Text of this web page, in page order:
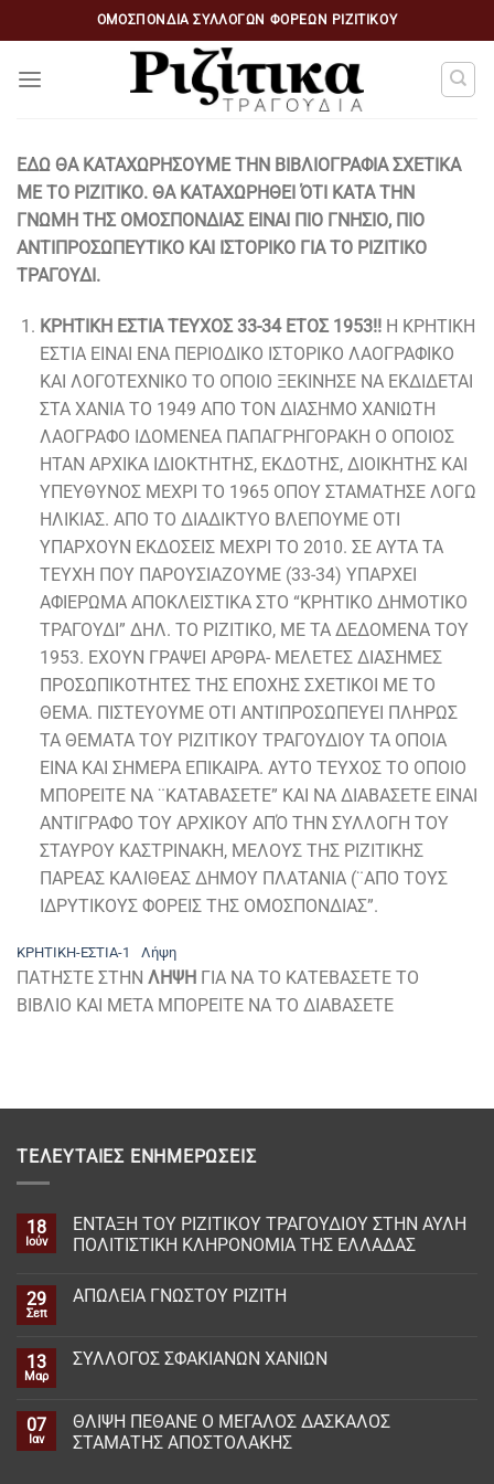
στο
περιεχόμενο
ΟΜΟΣΠΟΝΔΙΑ ΣΥΛΛΌΓΩΝ ΦΟΡΈΩΝ ΡΙΖΙΤΙΚΟΥ
ΕΔΩ ΘΑ ΚΑΤΑΧΩΡΗΣΟΥΜΕ ΤΗΝ ΒΙΒΛΙΟΓΡΑΦΙΑ ΣΧΕΤΙΚΑ
ΜΕ ΤΟ ΡΙΖΙΤΙΚΟ. ΘΑ ΚΑΤΑΧΩΡΗΘΕΙ ΌΤΙ ΚΑΤΑ ΤΗΝ
ΓΝΩΜΗ ΤΗΣ ΟΜΟΣΠΟΝΔΙΑΣ ΕΙΝΑΙ ΠΙΟ ΓΝΗΣΙΟ, ΠΙΟ
ΑΝΤΙΠΡΟΣΩΠΕΥΤΙΚΟ ΚΑΙ ΙΣΤΟΡΙΚΟ ΓΙΑ ΤΟ ΡΙΖΙΤΙΚΟ
ΤΡΑΓΟΥΔΙ.
ΚΡΗΤΙΚΗ ΕΣΤΙΑ ΤΕΥΧΟΣ 33-34 ΕΤΟΣ 1953!! Η ΚΡΗΤΙΚΗ
ΕΣΤΙΑ ΕΙΝΑΙ ΕΝΑ ΠΕΡΙΟΔΙΚΟ ΙΣΤΟΡΙΚΟ ΛΑΟΓΡΑΦΙΚΟ
ΚΑΙ ΛΟΓΟΤΕΧΝΙΚΟ ΤΟ ΟΠΟΙΟ ΞΕΚΙΝΗΣΕ ΝΑ ΕΚΔΙΔΕΤΑΙ
ΣΤΑ ΧΑΝΙΑ ΤΟ 1949 ΑΠΟ ΤΟΝ ΔΙΑΣΗΜΟ ΧΑΝΙΩΤΗ
ΛΑΟΓΡΑΦΟ ΙΔΟΜΕΝΕΑ ΠΑΠΑΓΡΗΓΟΡΑΚΗ Ο ΟΠΟΙΟΣ
ΗΤΑΝ ΑΡΧΙΚΑ ΙΔΙΟΚΤΗΤΗΣ, ΕΚΔΟΤΗΣ, ΔΙΟΙΚΗΤΗΣ ΚΑΙ
ΥΠΕΥΘΥΝΟΣ ΜΕΧΡΙ ΤΟ 1965 ΟΠΟΥ ΣΤΑΜΑΤΗΣΕ ΛΟΓΩ
ΗΛΙΚΙΑΣ. ΑΠΟ ΤΟ ΔΙΑΔΙΚΤΥΟ ΒΛΕΠΟΥΜΕ ΟΤΙ
ΥΠΑΡΧΟΥΝ ΕΚΔΟΣΕΙΣ ΜΕΧΡΙ ΤΟ 2010. ΣΕ ΑΥΤΑ ΤΑ
ΤΕΥΧΗ ΠΟΥ ΠΑΡΟΥΣΙΑΖΟΥΜΕ (33-34) ΥΠΑΡΧΕΙ
ΑΦΙΕΡΩΜΑ ΑΠΟΚΛΕΙΣΤΙΚΑ ΣΤΟ “ΚΡΗΤΙΚΟ ΔΗΜΟΤΙΚΟ
ΤΡΑΓΟΥΔΙ” ΔΗΛ. ΤΟ ΡΙΖΙΤΙΚΟ, ΜΕ ΤΑ ΔΕΔΟΜΕΝΑ ΤΟΥ
1953. ΕΧΟΥΝ ΓΡΑΨΕΙ ΑΡΘΡΑ- ΜΕΛΕΤΕΣ ΔΙΑΣΗΜΕΣ
ΠΡΟΣΩΠΙΚΟΤΗΤΕΣ ΤΗΣ ΕΠΟΧΗΣ ΣΧΕΤΙΚΟΙ ΜΕ ΤΟ
ΘΕΜΑ. ΠΙΣΤΕΥΟΥΜΕ ΟΤΙ ΑΝΤΙΠΡΟΣΩΠΕΥΕΙ ΠΛΗΡΩΣ
ΤΑ ΘΕΜΑΤΑ ΤΟΥ ΡΙΖΙΤΙΚΟΥ ΤΡΑΓΟΥΔΙΟΥ ΤΑ ΟΠΟΙΑ
ΕΙΝΑ ΚΑΙ ΣΗΜΕΡΑ ΕΠΙΚΑΙΡΑ. ΑΥΤΟ ΤΕΥΧΟΣ ΤΟ ΟΠΟΙΟ
ΜΠΟΡΕΙΤΕ ΝΑ ¨ΚΑΤΑΒΑΣΕΤΕ” ΚΑΙ ΝΑ ΔΙΑΒΑΣΕΤΕ ΕΙΝΑΙ
ΑΝΤΙΓΡΑΦΟ ΤΟΥ ΑΡΧΙΚΟΥ ΑΠΌ ΤΗΝ ΣΥΛΛΟΓΗ ΤΟΥ
ΣΤΑΥΡΟΥ ΚΑΣΤΡΙΝΑΚΗ, ΜΕΛΟΥΣ ΤΗΣ ΡΙΖΙΤΙΚΗΣ
ΠΑΡΕΑΣ ΚΑΛΙΘΕΑΣ ΔΗΜΟΥ ΠΛΑΤΑΝΙΑ (¨ΑΠΟ ΤΟΥΣ
ΙΔΡΥΤΙΚΟΥΣ ΦΟΡΕΙΣ ΤΗΣ ΟΜΟΣΠΟΝΔΙΑΣ”.
ΚΡΗΤΙΚΗ-ΕΣΤΙΑ-1 Λήψη
ΠΑΤΗΣΤΕ ΣΤΗΝ ΛΗΨΗ ΓΙΑ ΝΑ ΤΟ ΚΑΤΕΒΑΣΕΤΕ ΤΟ
ΒΙΒΛΙΟ ΚΑΙ ΜΕΤΑ ΜΠΟΡΕΙΤΕ ΝΑ ΤΟ ΔΙΑΒΑΣΕΤΕ
ΤΕΛΕΥΤΑΊΕΣ ΕΝΗΜΕΡΏΣΕΙΣ
18
Ιούν
ΕΝΤΑΞΗ ΤΟΥ ΡΙΖΙΤΙΚΟΥ ΤΡΑΓΟΥΔΙΟΥ ΣΤΗΝ ΑΥΛΗ
ΠΟΛΙΤΙΣΤΙΚΗ ΚΛΗΡΟΝΟΜΙΑ ΤΗΣ ΕΛΛΑΔΑΣ
29
Σεπ
ΑΠΩΛΕΙΑ ΓΝΩΣΤΟΥ ΡΙΖΙΤΗ
13
Μαρ
ΣΥΛΛΟΓΟΣ ΣΦΑΚΙΑΝΩΝ ΧΑΝΙΩΝ
07
Ιαν
ΘΛΙΨΗ ΠΕΘΑΝΕ Ο ΜΕΓΑΛΟΣ ΔΑΣΚΑΛΟΣ
ΣΤΑΜΑΤΗΣ ΑΠΟΣΤΟΛΑΚΗΣ